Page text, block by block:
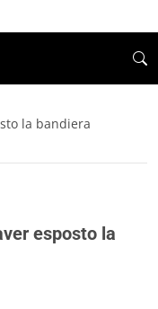
la bandiera
esposto la